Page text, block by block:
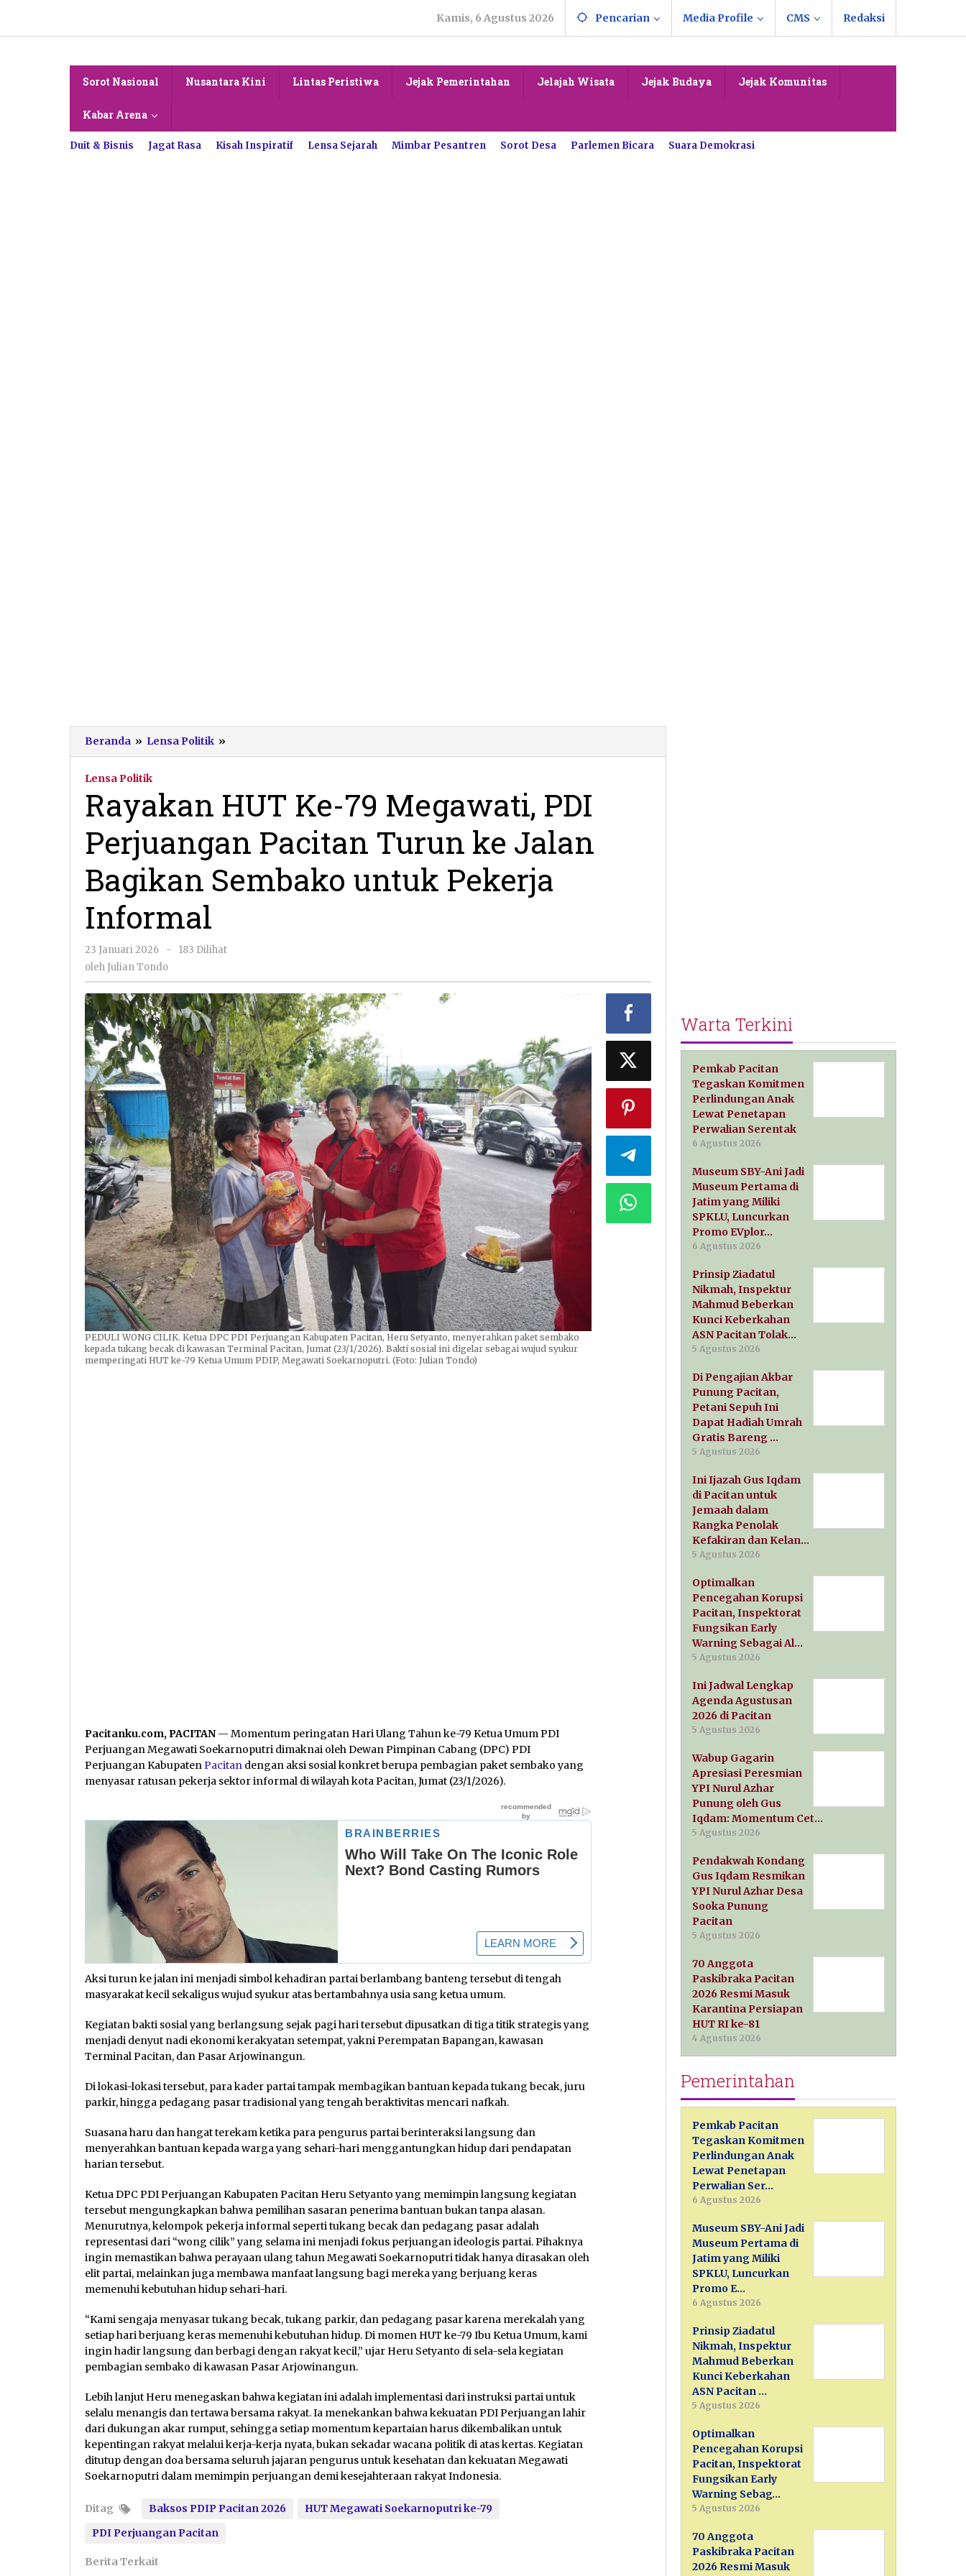
konten
Kamis, 6 Agustus 2026 Pencarian Media Profile CMS Redaksi
Sorot Nasional Nusantara Kini Lintas Peristiwa Jejak Pemerintahan Jelajah Wisata Jejak Budaya Jejak Komunitas
Kabar Arena
Duit & Bisnis Jagat Rasa Kisah Inspiratif Lensa Sejarah Mimbar Pesantren Sorot Desa Parlemen Bicara Suara Demokrasi
Beranda » Lensa Politik »
HUT
Megawati,
PDI
Perjuangan
Pacitan
ke
Jalan
Lensa Politik
Rayakan HUT Ke-79 Megawati, PDI
Perjuangan Pacitan Turun ke Jalan
Bagikan Sembako untuk Pekerja
Informal
23 Januari 2026
oleh
Julian
-
183 Dilihat
oleh Julian Tondo
PEDULI WONG CILIK. Ketua DPC PDI Perjuangan Kabupaten Pacitan, Heru Setyanto, menyerahkan paket sembako
kepada tukang becak di kawasan Terminal Pacitan, Jumat (23/1/2026). Bakti sosial ini digelar sebagai wujud syukur
memperingati HUT ke-79 Ketua Umum PDIP, Megawati Soekarnoputri. (Foto: Julian Tondo)
Pacitanku.com, PACITAN — Momentum peringatan Hari Ulang Tahun ke-79 Ketua Umum PDI
Perjuangan Megawati Soekarnoputri dimaknai oleh Dewan Pimpinan Cabang (DPC) PDI
Perjuangan KabupatenPacitan dengan aksi sosial konkret berupa pembagian paket sembako yang
menyasar ratusan pekerja sektor informal di wilayah kota Pacitan, Jumat (23/1/2026).
Aksi turun ke jalan ini menjadi simbol kehadiran partai berlambang banteng tersebut di tengah
masyarakat kecil sekaligus wujud syukur atas bertambahnya usia sang ketua umum.
Kegiatan bakti sosial yang berlangsung sejak pagi hari tersebut dipusatkan di tiga titik strategis yang
menjadi denyut nadi ekonomi kerakyatan setempat, yakni Perempatan Bapangan, kawasan
Terminal Pacitan, dan Pasar Arjowinangun.
Di lokasi-lokasi tersebut, para kader partai tampak membagikan bantuan kepada tukang becak, juru
parkir, hingga pedagang pasar tradisional yang tengah beraktivitas mencari nafkah.
Suasana haru dan hangat terekam ketika para pengurus partai berinteraksi langsung dan
menyerahkan bantuan kepada warga yang sehari-hari menggantungkan hidup dari pendapatan
harian tersebut.
Ketua DPC PDI Perjuangan Kabupaten Pacitan Heru Setyanto yang memimpin langsung kegiatan
tersebut mengungkapkan bahwa pemilihan sasaran penerima bantuan bukan tanpa alasan.
Menurutnya, kelompok pekerja informal seperti tukang becak dan pedagang pasar adalah
representasi dari “wong cilik” yang selama ini menjadi fokus perjuangan ideologis partai. Pihaknya
ingin memastikan bahwa perayaan ulang tahun Megawati Soekarnoputri tidak hanya dirasakan oleh
elit partai, melainkan juga membawa manfaat langsung bagi mereka yang berjuang keras
memenuhi kebutuhan hidup sehari-hari.
“Kami sengaja menyasar tukang becak, tukang parkir, dan pedagang pasar karena merekalah yang
setiap hari berjuang keras memenuhi kebutuhan hidup. Di momen HUT ke-79 Ibu Ketua Umum, kami
ingin hadir langsung dan berbagi dengan rakyat kecil,” ujar Heru Setyanto di sela-sela kegiatan
pembagian sembako di kawasan Pasar Arjowinangun.
Lebih lanjut Heru menegaskan bahwa kegiatan ini adalah implementasi dari instruksi partai untuk
selalu menangis dan tertawa bersama rakyat. Ia menekankan bahwa kekuatan PDI Perjuangan lahir
dari dukungan akar rumput, sehingga setiap momentum kepartaian harus dikembalikan untuk
kepentingan rakyat melalui kerja-kerja nyata, bukan sekadar wacana politik di atas kertas. Kegiatan
ditutup dengan doa bersama seluruh jajaran pengurus untuk kesehatan dan kekuatan Megawati
Soekarnoputri dalam memimpin perjuangan demi kesejahteraan rakyat Indonesia.
Ditag Baksos PDIP Pacitan 2026
HUT Megawati Soekarnoputri ke-79
PDI Perjuangan Pacitan
Berita Terkait
Warta Terkini
Pemkab Pacitan
Tegaskan Komitmen
Perlindungan Anak
Lewat Penetapan
Perwalian Serentak
6 Agustus 2026
Museum SBY-Ani Jadi
Museum Pertama di
Jatim yang Miliki
SPKLU, Luncurkan
Promo EVplor…
6 Agustus 2026
Prinsip Ziadatul
Nikmah, Inspektur
Mahmud Beberkan
Kunci Keberkahan
ASN Pacitan Tolak…
5 Agustus 2026
Di Pengajian Akbar
Punung Pacitan,
Petani Sepuh Ini
Dapat Hadiah Umrah
Gratis Bareng …
5 Agustus 2026
Ini Ijazah Gus Iqdam
di Pacitan untuk
Jemaah dalam
Rangka Penolak
Kefakiran dan Kelan…
5 Agustus 2026
Optimalkan
Pencegahan Korupsi
Pacitan, Inspektorat
Fungsikan Early
Warning Sebagai Al…
5 Agustus 2026
Ini Jadwal Lengkap
Agenda Agustusan
2026 di Pacitan
5 Agustus 2026
Wabup Gagarin
Apresiasi Peresmian
YPI Nurul Azhar
Punung oleh Gus
Iqdam: Momentum Cet…
5 Agustus 2026
Pendakwah Kondang
Gus Iqdam Resmikan
YPI Nurul Azhar Desa
Sooka Punung
Pacitan
5 Agustus 2026
70 Anggota
Paskibraka Pacitan
2026 Resmi Masuk
Karantina Persiapan
HUT RI ke-81
4 Agustus 2026
Pemerintahan
Pemkab Pacitan
Tegaskan Komitmen
Perlindungan Anak
Lewat Penetapan
Perwalian Ser…
6 Agustus 2026
Museum SBY-Ani Jadi
Museum Pertama di
Jatim yang Miliki
SPKLU, Luncurkan
Promo E…
6 Agustus 2026
Prinsip Ziadatul
Nikmah, Inspektur
Mahmud Beberkan
Kunci Keberkahan
ASN Pacitan …
5 Agustus 2026
Optimalkan
Pencegahan Korupsi
Pacitan, Inspektorat
Fungsikan Early
Warning Sebag…
5 Agustus 2026
70 Anggota
Paskibraka Pacitan
2026 Resmi Masuk